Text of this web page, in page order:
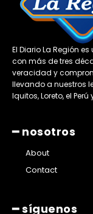
El Diario La Región
con más de tres
veracidad y
llevando a nuestros
Iquitos, Loreto, el
━ nosotros
About
Contact
━ síguenos